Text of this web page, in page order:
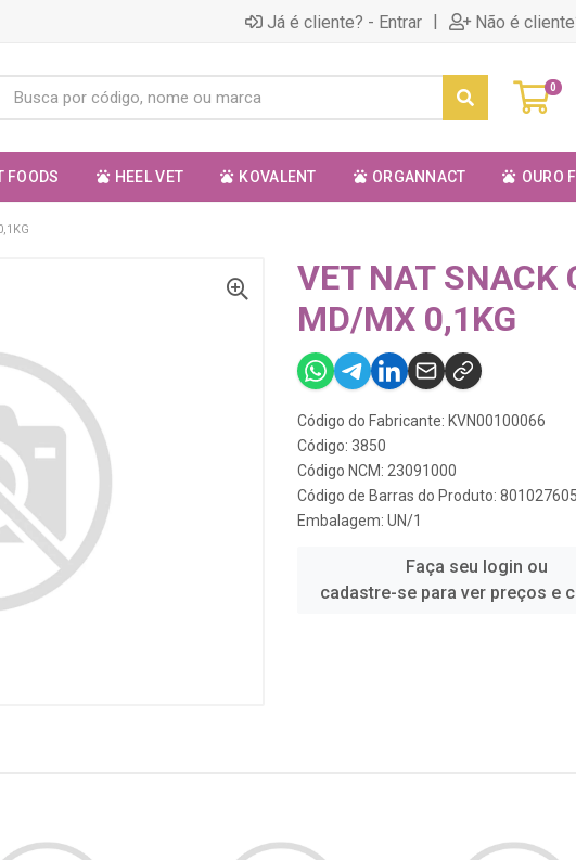
Já é cliente? - Entrar | Não é
0
FOODS HEEL VET KOVALENT ORGANNACT OURO
VET NAT SNACK
MD/MX 0,1KG
Código do Fabricante: KVN00100066
Código: 3850
Código NCM: 23091000
Código de Barras do Produto:
Embalagem: UN/1
Faça seu login ou
cadastre-se para ver preços e